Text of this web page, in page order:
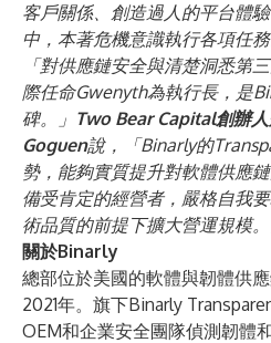
客戶關係、創造過人的平台體
中，本著危機意識執行各項任務
「對供應鏈安全與清楚洞悉第
際任命Gwenyth為執行長，是
碑。」 Two Bear Capital創辦
Goguen說，「Binarly的
勢，能夠實質提升對軟體供應
備受肯定的經營者，嚴格自我
術品質的前提下擴大營運規模。
關於Binarly
總部位於美國的軟體與韌體供
2021年。旗下Binarly
OEM和企業安全團隊偵測韌體